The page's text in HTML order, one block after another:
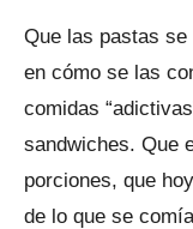
Que las pastas se
en cómo se las
comidas
sandwiches. Que
porciones, que
de lo que se